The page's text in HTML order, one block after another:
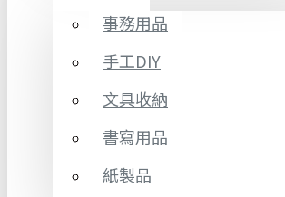
事務用品
手工DIY
文具收納
書寫用品
紙製品